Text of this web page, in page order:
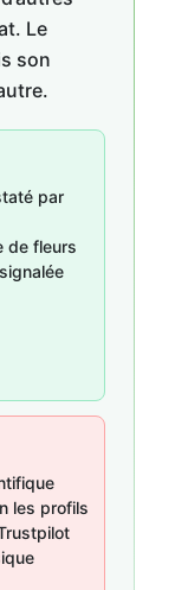
Le
son
par
de fleurs
les profils